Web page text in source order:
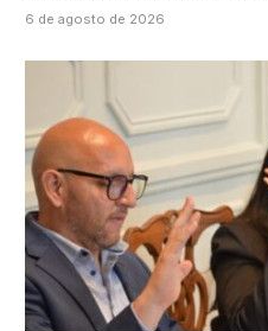
6 de agosto de 2026